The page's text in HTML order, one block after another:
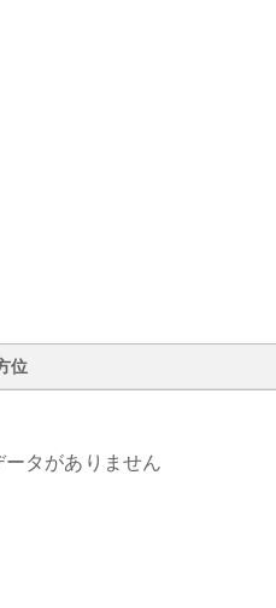
位
タがありません